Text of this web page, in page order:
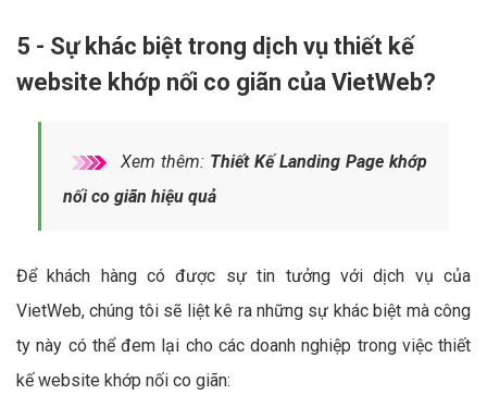
5 - Sự khác biệt trong dịch vụ thiết kế
website khớp nối co giãn của VietWeb?
Xem thêm: Thiết Kế Landing Page khớp
nối co giãn hiệu quả
Để khách hàng có được sự tin tưởng với dịch vụ của
VietWeb, chúng tôi sẽ liệt kê ra những sự khác biệt mà công
ty này có thể đem lại cho các doanh nghiệp trong việc thiết
kế website khớp nối co giãn: